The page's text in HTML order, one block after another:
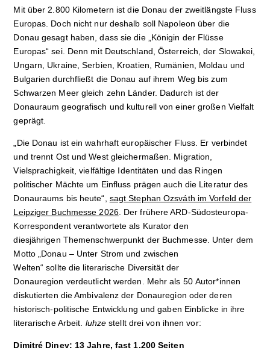
Mit über 2.800 Kilometern ist die Donau der zweitlängste Fluss
Europas. Doch nicht nur deshalb soll Napoleon über die
Donau gesagt haben, dass sie die „Königin der Flüsse
Europas“ sei. Denn mit Deutschland, Österreich, der Slowakei,
Ungarn, Ukraine, Serbien, Kroatien, Rumänien, Moldau und
Bulgarien durchfließt die Donau auf ihrem Weg bis zum
Schwarzen Meer gleich zehn Länder. Dadurch ist der
Donauraum geografisch und kulturell von einer großen Vielfalt
geprägt.
„Die Donau ist ein wahrhaft europäischer Fluss. Er verbindet
und trennt Ost und West gleichermaßen. Migration,
Vielsprachigkeit, vielfältige Identitäten und das Ringen
politischer Mächte um Einfluss prägen auch die Literatur des
Donauraums bis heute“, sagt Stephan Ozsváth im Vorfeld der
Leipziger Buchmesse 2026. Der frühere ARD-Südosteuropa-
Korrespondent verantwortete als Kurator den
diesjährigen Themenschwerpunkt der Buchmesse. Unter dem
Motto „Donau – Unter Strom und zwischen
Welten“ sollte die literarische Diversität der
Donauregion verdeutlicht werden. Mehr als 50 Autor*innen
diskutierten die Ambivalenz der Donauregion oder deren
historisch-politische Entwicklung und gaben Einblicke in ihre
literarische Arbeit. luhze stellt drei von ihnen vor:
Dimitré Dinev: 13 Jahre, fast 1.200 Seiten